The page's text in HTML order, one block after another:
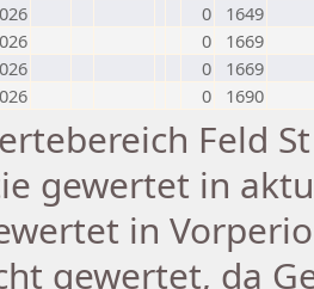
0
1649
0
1669
0
1669
0 1690
Feld
gewertet in
in
gewertet, da